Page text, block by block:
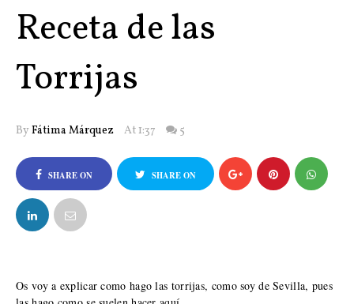
Receta de las
Torrijas
By Fátima Márquez At 1:37 5
SHARE ON
FACEBOOK
SHARE ON
Os voy a explicar como hago las torrijas, como soy de Sevilla, pues